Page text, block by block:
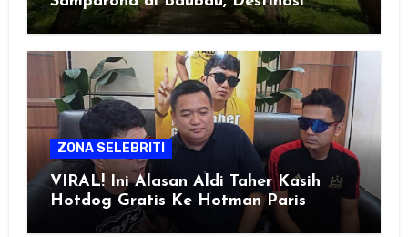
Healing Favorit!
ZONA SELEBRITI
VIRAL! Ini Alasan Aldi Taher Kasih
Hotdog Gratis Ke Hotman Paris